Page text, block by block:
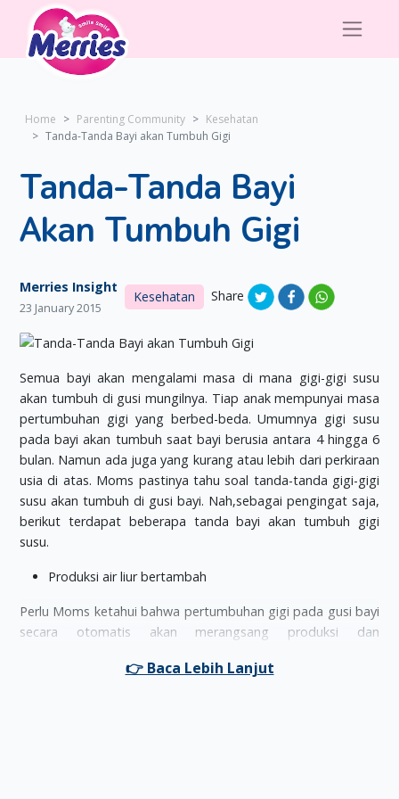
Home Parenting Community
Kesehatan
Tanda-Tanda Bayi akan Tumbuh Gigi
Tanda-Tanda Bayi
Akan Tumbuh Gigi
Merries Insight
23 January 2015
Kesehatan Share
Semua bayi akan mengalami masa di mana gigi-gigi susu
akan tumbuh di gusi mungilnya. Tiap anak mempunyai masa
pertumbuhan gigi yang berbed-beda. Umumnya gigi susu
pada bayi akan tumbuh saat bayi berusia antara 4 hingga 6
bulan. Namun ada juga yang kurang atau lebih dari perkiraan
usia di atas. Moms pastinya tahu soal tanda-tanda gigi-gigi
susu akan tumbuh di gusi bayi. Nah,sebagai pengingat saja,
berikut terdapat beberapa tanda bayi akan tumbuh gigi
susu.
Produksi air liur bertambah
Perlu Moms ketahui bahwa pertumbuhan gigi pada gusi bayi
secara otomatis akan merangsang produksi dan
dialami saat bayi berusia 3 hingga 4 bulan.